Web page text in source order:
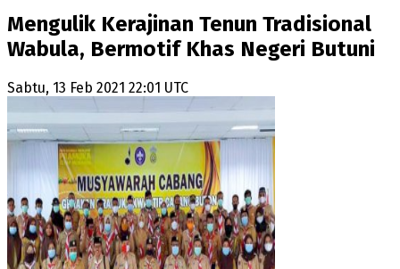
Mengulik Kerajinan Tenun Tradisional
Wabula, Bermotif Khas Negeri Butuni
Sabtu, 13 Feb 2021 22:01 UTC